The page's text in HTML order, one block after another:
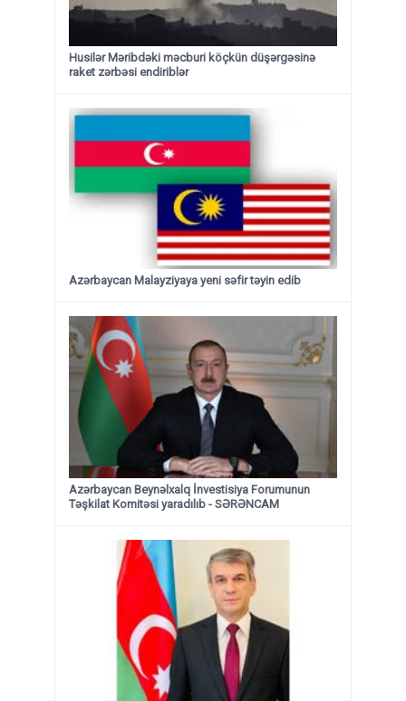
Husilər Məribdəki məcburi köçkün düşərgəsinə
raket zərbəsi endiriblər
Azərbaycan Malayziyaya yeni səfir təyin edib
Azərbaycan Beynəlxalq İnvestisiya Forumunun
Təşkilat Komitəsi yaradılıb - SƏRƏNCAM